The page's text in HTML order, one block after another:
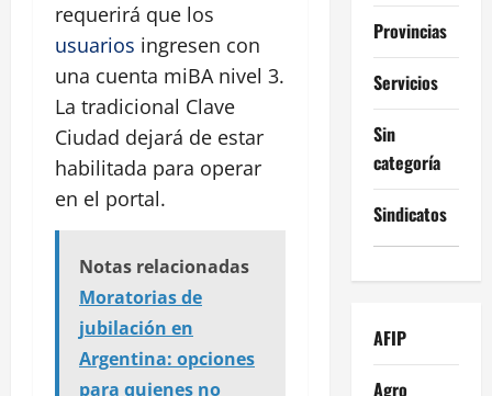
requerirá que los
usuarios ingresen con
una cuenta miBA nivel 3.
La tradicional Clave
Ciudad dejará de estar
habilitada para operar
en el portal.
Notas relacionadas
Moratorias de
jubilación en
Argentina: opciones
para quienes no
Provincias
Servicios
Sin
categoría
Sindicatos
AFIP
Agro